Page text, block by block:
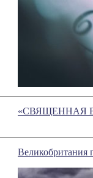
«СВЯЩЕННАЯ
Великобритания